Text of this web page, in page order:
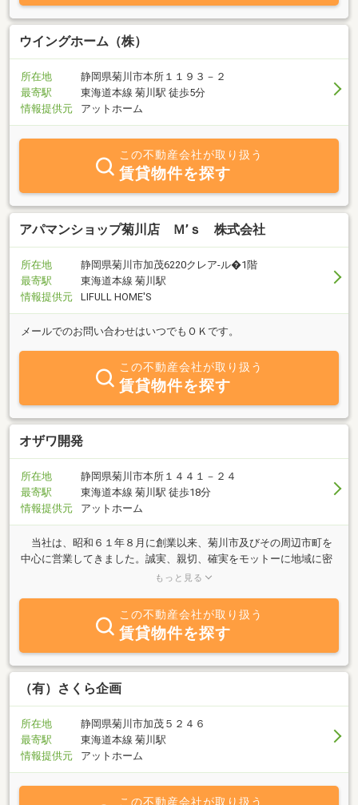
ウイングホーム（株）
所在地
静岡県菊川市本所１１９３－２
最寄駅
東海道本線 菊川駅 徒歩5分
情報提供元
アットホーム
この不動産会社が取り扱う
賃貸物件を探す
アパマンショップ菊川店 Ｍ’ｓ 株式会社
所在地
静岡県菊川市加茂6220クレア-ル�1階
最寄駅
東海道本線 菊川駅
情報提供元
LIFULL HOME'S
メールでのお問い合わせはいつでもＯＫです。
この不動産会社が取り扱う
賃貸物件を探す
オザワ開発
所在地
静岡県菊川市本所１４４１－２４
最寄駅
東海道本線 菊川駅 徒歩18分
情報提供元
アットホーム
当社は、昭和６１年８月に創業以来、菊川市及びその周辺市町を
中心に営業してきました。誠実、親切、確実をモットーに地域に密
着し、お客様の立場に立った仲介業務を心がけております。 「土
務所、貸店舗」の賃貸、「土地、建物」の売却、「土地利用」等の
不動産に関する御相談でしたら、当社まで是非御来店下さい。
もっと見る
この不動産会社が取り扱う
賃貸物件を探す
（有）さくら企画
所在地
静岡県菊川市加茂５２４６
最寄駅
東海道本線 菊川駅
情報提供元
アットホーム